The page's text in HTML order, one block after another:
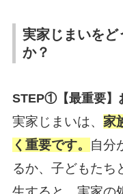
実家じまいをど
か？
STEP①【最重要】
実家じまいは、 家
く重要です。 自分
るか、子どもたち